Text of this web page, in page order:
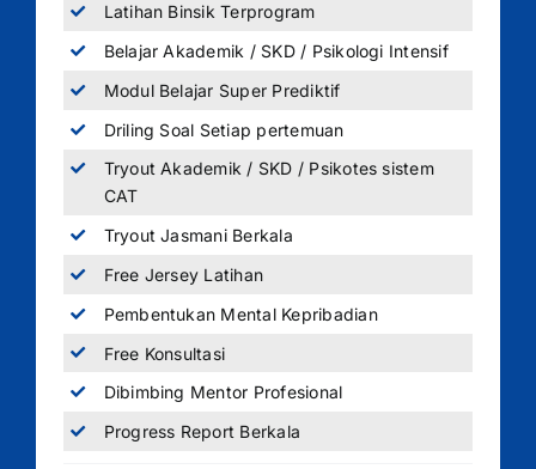
Latihan Binsik Terprogram
Belajar Akademik / SKD / Psikologi Intensif
Modul Belajar Super Prediktif
Driling Soal Setiap pertemuan
Tryout Akademik / SKD / Psikotes sistem
CAT
Tryout Jasmani Berkala
Free Jersey Latihan
Pembentukan Mental Kepribadian
Free Konsultasi
Dibimbing Mentor Profesional
Progress Report Berkala